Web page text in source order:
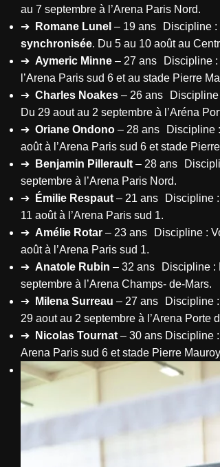
au 7 septembre à l’Arena Paris Nord.
➔
Romane Lunel – 19 ans Discipline :
synchronisée. Du 5 au 10 août au
➔ Aymeric Minne – 27 ans Discipline
l’Arena Paris sud 6 et au stade Pierre
➔ Charles Noakes – 26 ans Discipline
Du 29 aout au 2 septembre à l’Aréna
➔ Oriane Ondono – 28 ans Discipline
août à l’Arena Paris sud 6 et stade
➔
Benjamin Pillerault – 28 ans
septembre à l’Arena Paris Nord.
➔
Émilie Respaut – 21 ans Discipline
11 août à l’Arena Paris sud 1.
➔ Amélie Rotar – 23 ans Discipline :
août à l’Arena Paris sud 1.
➔ Anatole Rubin – 32 ans Discipline :
septembre à l’Arena Champs- de-Mars.
➔
Milena Surreau – 27 ans Discipline
29 aout au 2 septembre à l’Arena
➔
Nicolas Tournat – 30 ans Discipline
Arena Paris sud 6 et stade Pierre